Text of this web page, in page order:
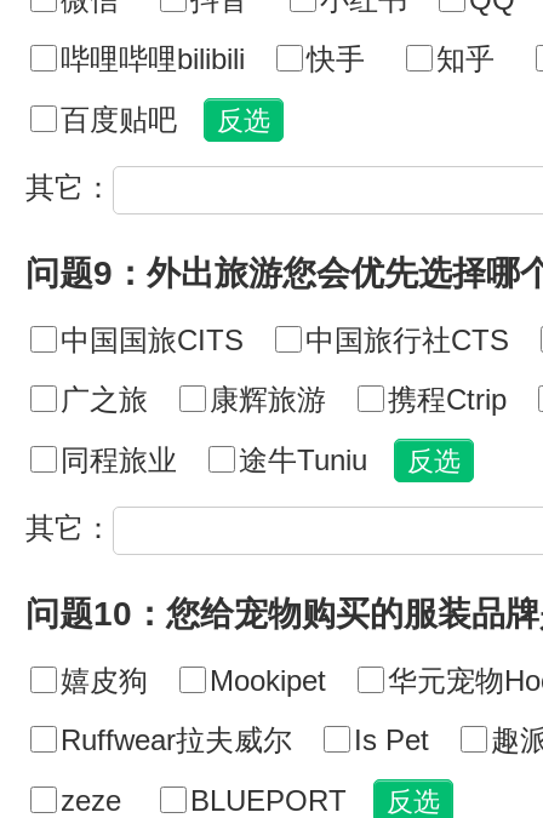
哔哩哔哩bilibili
快手
知乎
百度贴吧
其它：
问题9：外出旅游您会优先选择哪
中国国旅CITS
中国旅行社CTS
广之旅
康辉旅游
携程Ctrip
同程旅业
途牛Tuniu
其它：
问题10：您给宠物购买的服装品
嬉皮狗 Mookipet
华元宠物
Ruffwear拉夫威尔
Is Pet
趣
zeze
BLUEPORT